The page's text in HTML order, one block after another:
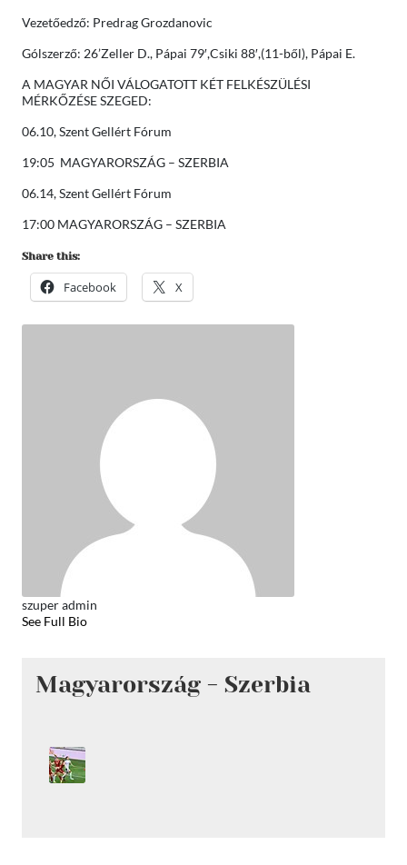
Vezetőedző: Predrag Grozdanovic
Gólszerző: 26’Zeller D., Pápai 79′,Csiki 88′,(11-ből), Pápai E.
A MAGYAR NŐI VÁLOGATOTT KÉT FELKÉSZÜLÉSI
MÉRKŐZÉSE SZEGED:
06.10, Szent Gellért Fórum
19:05 MAGYARORSZÁG – SZERBIA
06.14, Szent Gellért Fórum
17:00 MAGYARORSZÁG – SZERBIA
Share this:
Facebook X
szuper admin
See Full Bio
Magyarország - Szerbia